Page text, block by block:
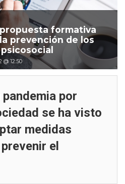
formativa
prevención de los
12:50
por
se ha visto
medidas
el